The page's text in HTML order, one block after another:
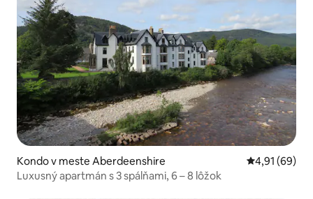
Kondo v meste Aberdeenshire Priemerné
4,91 (69)
Luxusný apartmán s 3 spálňami, 6 – 8 lôžok